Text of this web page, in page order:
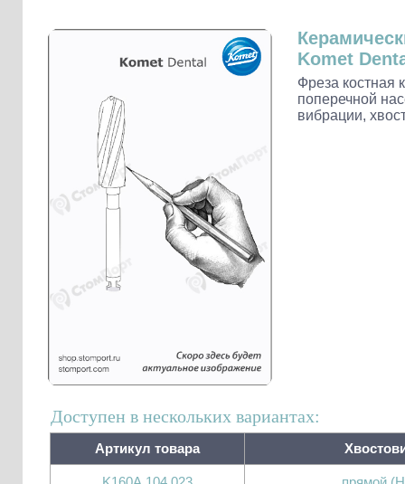
Наконечники и переходники KaVo
Komet
Фреза костная
поперечной
вибрации,
Доступен в нескольких вариантах:
Артикул товара